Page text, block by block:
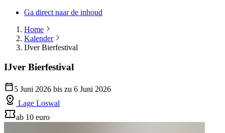
Ga direct naar de inhoud
Home
Kalender
IJver Bierfestival
IJver Bierfestival
5 Juni 2026 bis zu 6 Juni 2026
Lage Loswal
ab 10 euro